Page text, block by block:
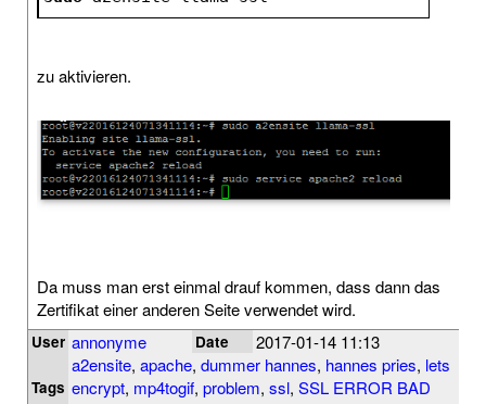
zu aktivieren.
Da muss man erst einmal drauf kommen, dass dann das
Zertifikat einer anderen Seite verwendet wird.
User annonyme Date 2017-01-14 11:13
Tags
a2ensite, apache, dummer hannes, hannes pries, lets
encrypt, mp4togif, problem, ssl, SSL ERROR BAD